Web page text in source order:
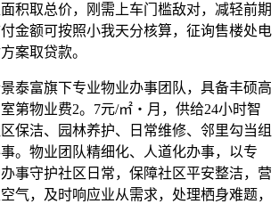
积取总价，刚需上车门槛敌对，减轻前期
金额可按照小我天分核算，征询售楼处电
案取贷款。
富旗下专业物业办事团队，具备丰硕高
第物业费2。7元/㎡・月，供给24小时智
保洁、园林养护、日常维修、邻里勾当组
。物业团队精细化、人道化办事，以专
事守护社区日常，保障社区平安整洁，营
气，及时响应业从需求，处理栖身难题，